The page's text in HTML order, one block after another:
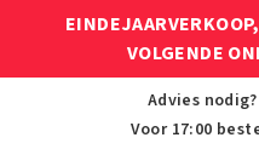
VOLGENDE
Advies
Voor 17:00